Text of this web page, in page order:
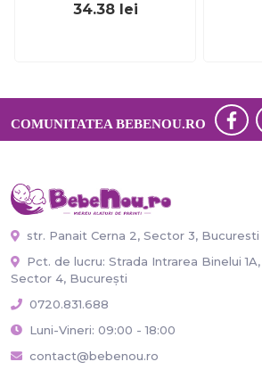
34.38 lei
COMUNITATEA BEBENOU.RO
str. Panait Cerna 2, Sector 3, Bucuresti
Pct. de lucru: Strada Intrarea Binelui
Sector 4, București
0720.831.688
Luni-Vineri: 09:00 - 18:00
contact@bebenou.ro